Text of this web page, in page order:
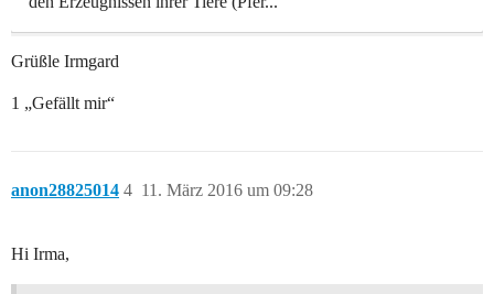
Grüßle Irmgard
1 „Gefällt mir“
anon28825014 11. März 2016 um 09:28
4
Hi Irma,